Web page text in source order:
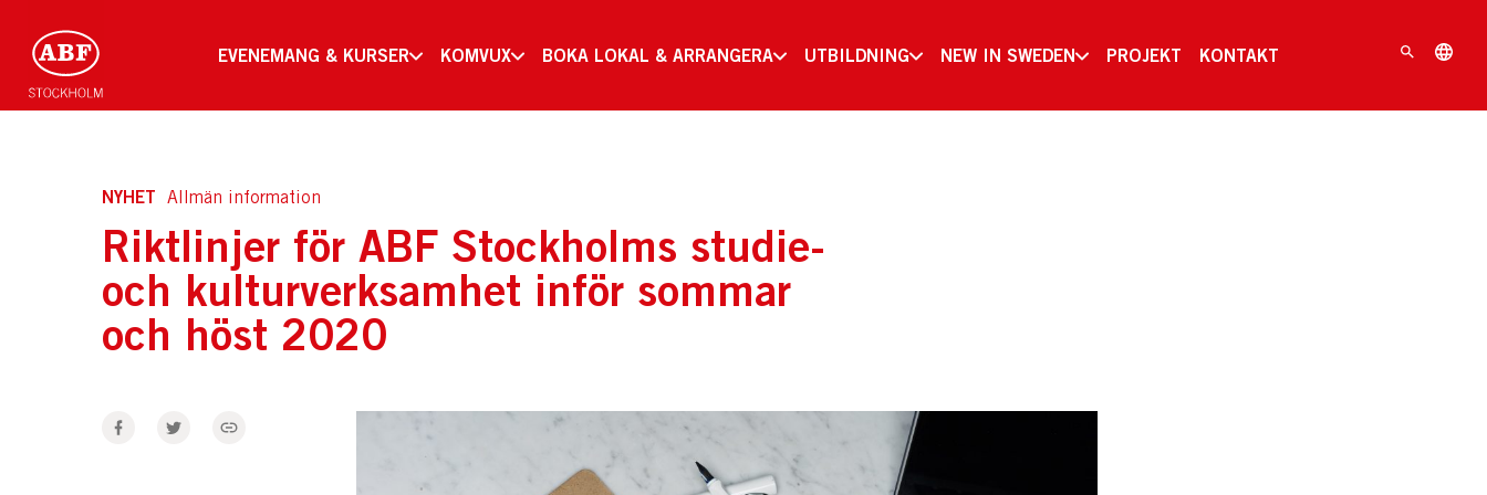
EVENEMANG & KURSER KOMVUX BOKA LOKAL & ARRANGERA UTBILDNING NEW IN SWEDEN PROJEKT KONTAKT
NYHET Allmän information
Riktlinjer för ABF Stockholms studie-
och kulturverksamhet inför sommar
och höst 2020